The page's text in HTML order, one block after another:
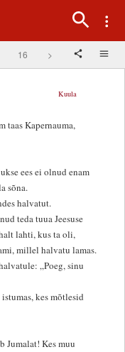
16 >
Kuula
taas Kapernauma,
ees ei olnud enam
sõna.
halvatut.
teda tuua Jeesuse
lahti, kus ta oli,
millel halvatu lamas.
„Poeg, sinu
kes mõtlesid
Jumalat! Kes muu